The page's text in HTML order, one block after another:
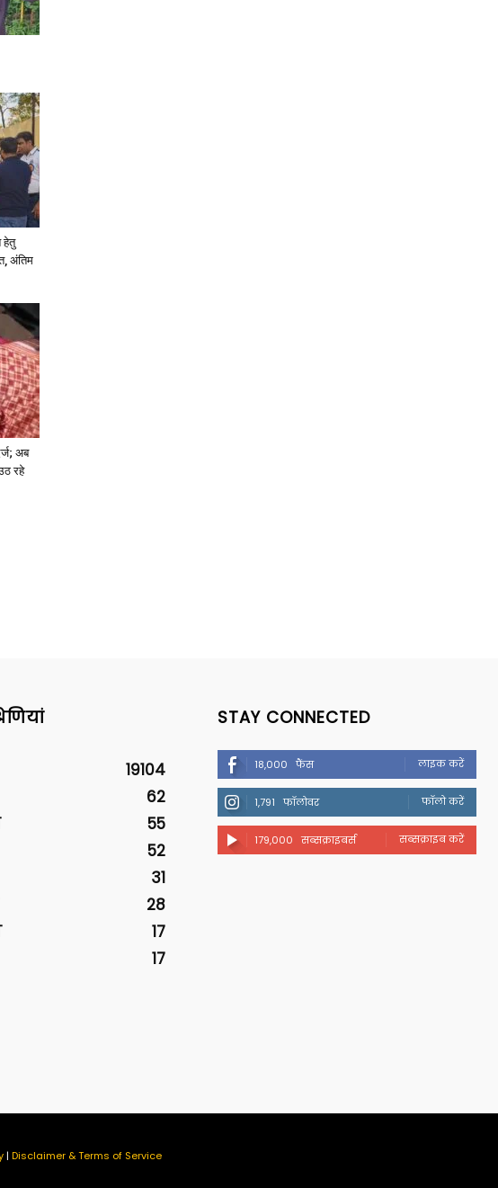
हेतु
अंतिम
अब
रहे
19104
62
55
52
31
28
17
17
STAY CONNECTED
18,000 फैंस लाइक करें
1,791 फॉलोवर फॉलो करें
179,000 सब्सक्राइबर्स सब्सक्राइब करें
| Disclaimer & Terms of Service